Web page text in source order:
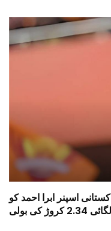
اسپنر ابرا احمد کو
کی بولی